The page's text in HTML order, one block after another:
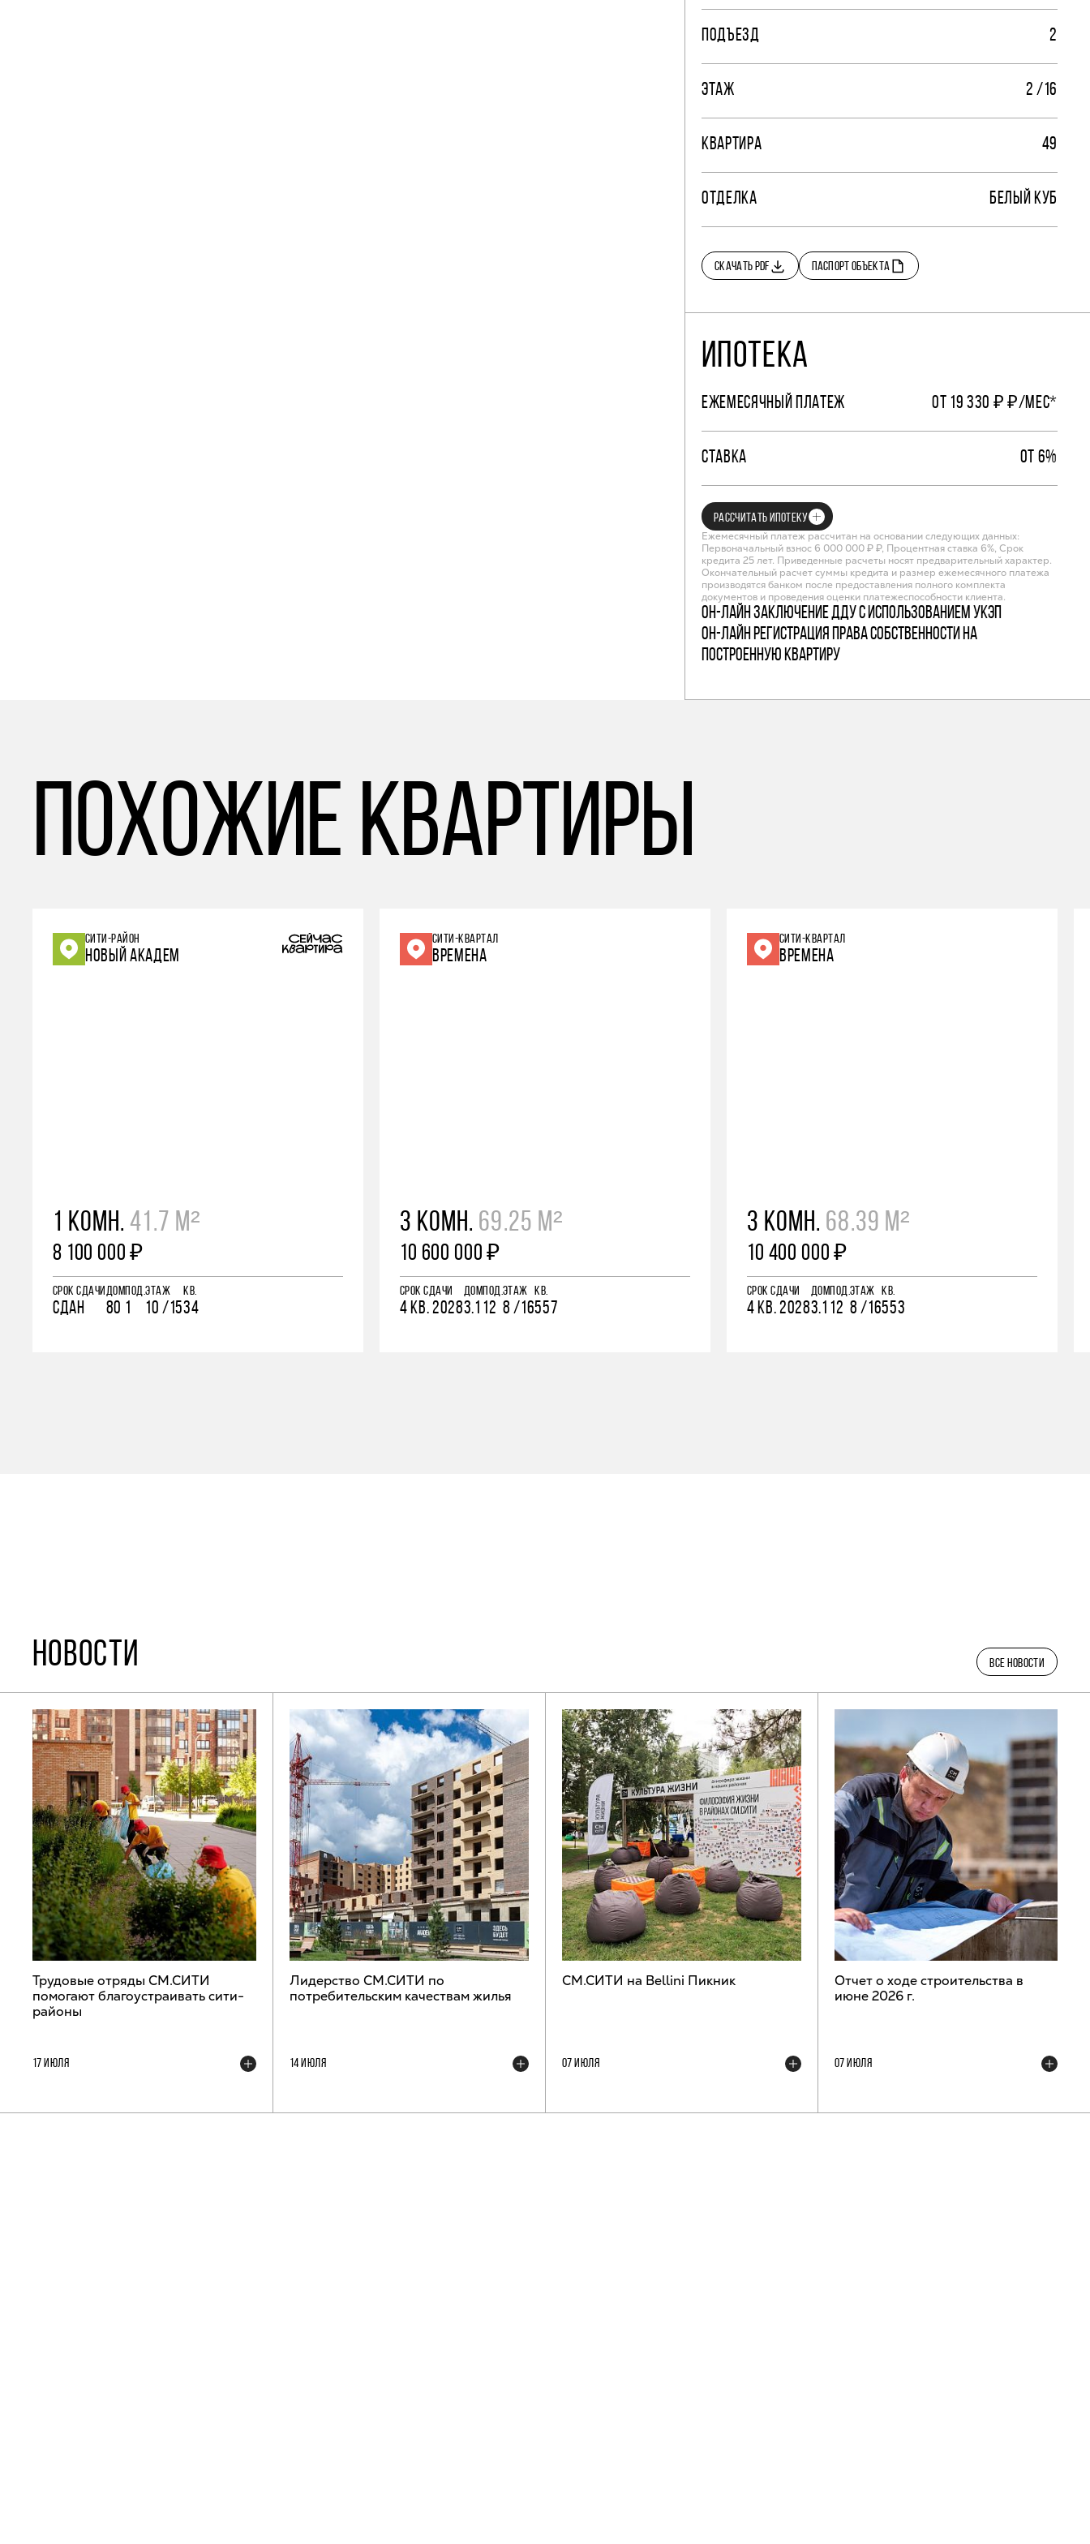
ПОДЪЕЗД 2
ЭТАЖ 2 /16
КВАРТИРА 49
ОТДЕЛКА БЕЛЫЙ КУБ
СКАЧАТЬ PDF ПАСПОРТ ОБЪЕКТА
ИПОТЕКА
ЕЖЕМЕСЯЧНЫЙ ПЛАТЕЖ ОТ 19 330 ₽ ₽/МЕС*
СТАВКА ОТ 6%
РАССЧИТАТЬ ИПОТЕКУ
Ежемесячный платеж рассчитан на основании следующих данных:
Первоначальный взнос 6 000 000 ₽ ₽, Процентная ставка 6%, Срок
кредита 25 лет. Приведенные расчеты носят предварительный характер.
Окончательный расчет суммы кредита и размер ежемесячного платежа
производятся банком после предоставления полного комплекта
документов и проведения оценки платежеспособности клиента.
Он-лайн заключение ДДУ с использованием УКЭП
Он-лайн регистрация права собственности на
построенную квартиру
похожие квартиры
СИТИ-РАЙОН
НОВЫЙ АКАДЕМ
1 КОМН. 41.7 М²
8 100 000 ₽
СРОК СДАЧИ
СДАН
ДОМ
80
ПОД.
1
ЭТАЖ
10 /15
КВ.
34
СИТИ-КВАРТАЛ
ВРЕМЕНА
3 КОМН. 69.25 М²
10 600 000 ₽
СРОК СДАЧИ
4 КВ. 2028
ДОМ
3.1
ПОД.
12
ЭТАЖ
8 /16
КВ.
557
СИТИ-КВАРТАЛ
ВРЕМЕНА
3 КОМН. 68.39 М²
10 400 000 ₽
СРОК СДАЧИ
4 КВ. 2028
ДОМ
3.1
ПОД.
12
ЭТАЖ
8 /16
КВ.
553
НОВОСТИ ВСЕ НОВОСТИ
Трудовые отряды СМ.СИТИ
помогают благоустраивать сити-
районы
17 ИЮЛЯ
Лидерство СМ.СИТИ по
потребительским качествам жилья
14 ИЮЛЯ
СМ.СИТИ на Bellini Пикник
07 ИЮЛЯ
Отчет о ходе строительства в
июне 2026 г.
07 ИЮЛЯ